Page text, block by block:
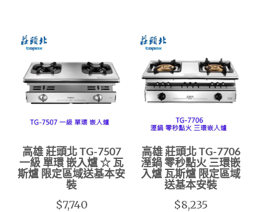
高雄 莊頭北 TG-7507
一級 單環 嵌入爐 ☆ 瓦
斯爐 限定區域送基本安
裝
$7,740
高雄 莊頭北 TG-7706
溼鍋 零秒點火 三環嵌
入爐 瓦斯爐 限定區域
送基本安裝
$8,235